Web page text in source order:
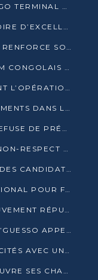
EMPLOYABILITÉ DES JEUNES :CONGO TERMINAL S’ALLIE À L’ESCIC POUR RAPPROCHER L’ÉCOLE DU TERRAIN
MOUYONDZI, NOUVEAU LABORATOIRE D’EXCELLENCE PÉDAGOGIQUE AVEC L’ENFICE
SCIENCE : L’ACADÉMIE NATIONALE RENFORCE SON ÉQUIPE ET TRACE SA FEUILLE DE ROUTE 2026
CARDY YOUELO, LA VOIX DAU SLAM CONGOLAIS QUI INTERPELLE LE MONDE
BRAZZAVILLE : LE PRÉFET SOUTIENT L’OPÉRATION « ZÉRO KULUNA » ET APPELLE À LA VIGILANCE CITOYENNE
LE CNR DÉNONCE DES BOMBARDEMENTS DANS LE POOL ET ACCUSE LE GOUVERNEMENT
PRÉSIDENTIELLE 2026 : L’UPADS REFUSE DE PRÉSENTER UN CANDIDAT ET DÉNONCE UN PROCESSUS NON CRÉDIBLE
FÉLIX TSHISEKEDI ALERTE SUR LE NON-RESPECT DES ENGAGEMENTS DE PAIX APRÈS SA RENCONTRE AVEC D. SASSOU-NGUESSO
PRÉSIDENTIELLE 2026 : LE DÉPÔT DES CANDIDATURES OUVERT DU 29 JANVIER AU 12 FÉVRIER
L’UPADS RÉUNIT SON CONSEIL NATIONAL POUR FIXER SA LIGNE POLITIQUE À DEUX MOIS DE LA PRÉSIDENTIELLE
PRÉSIDENTIELLE DE 2026 : LE MOUVEMENT RÉPUBLICAIN DÉNONCE UNE CONVOCATION ÉLECTORALE « OPAQUE ET PRÉCIPITÉE »
SOMMET DE LA CEMAC : SASSOU N’GUESSO APPELLE À LA VIGILANCE FACE AUX RISQUES ÉCONOMIQUES
AGL CONGO RENFORCE SES CAPACITÉS AVEC UNE GRUE DE 250 TONNES
CAN 2025 : L’ÉTAT SÉNÉGALAIS COUVRE SES CHAMPIONS D’AFRIQUE DE RÉCOMPENSES EXCEPTIONNELLES